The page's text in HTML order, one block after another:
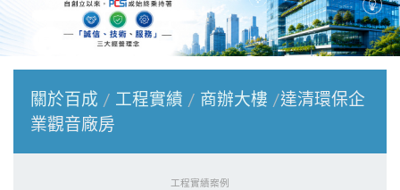
關於百成 工程實績 商辦大樓
達清環保企
業觀音廠房
工程實績案例